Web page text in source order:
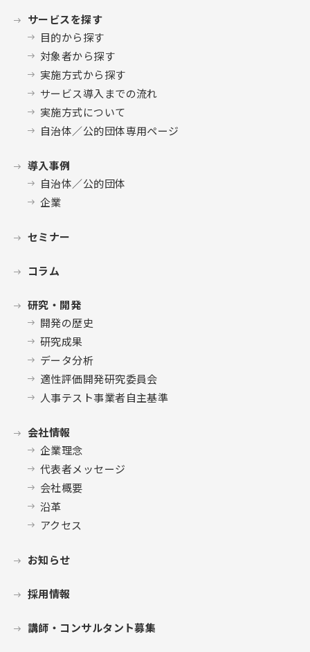
サービスを探す
目的から探す
対象者から探す
実施方式から探す
サービス導入までの流れ
実施方式について
自治体／公的団体専用ページ
導入事例
自治体／公的団体
企業
セミナー
コラム
研究・開発
開発の歴史
研究成果
データ分析
適性評価開発研究委員会
人事テスト事業者自主基準
会社情報
企業理念
代表者メッセージ
会社概要
沿革
アクセス
お知らせ
採用情報
講師・コンサルタント募集